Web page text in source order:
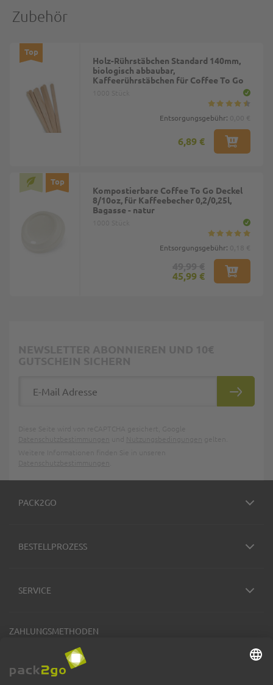
Zubehör
Top
Holz-Rührstäbchen Standard 140mm,
biologisch abbaubar,
Kaffeerührstäbchen für Coffee To Go
Entsorgungsgebühr:
6,89 €
Top
Kompostierbare Coffee To Go Deckel
8/10oz, für Kaffeebecher 0,2/0,25l,
Bagasse - natur
Entsorgungsgebühr:
45,99 €
PACK2GO
BESTELLPROZESS
SERVICE
ZAHLUNGSMETHODEN